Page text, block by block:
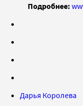
Подробнее:
Дарья Королева